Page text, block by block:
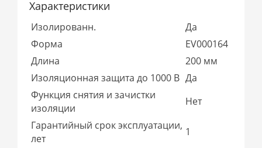
Характеристики
Изолированн.
Да
Форма
EV000164
Длина
200 мм
Изоляционная защита до 1000 В Да
Функция снятия и зачистки
изоляции
Нет
Гарантийный срок эксплуатации,
лет
1